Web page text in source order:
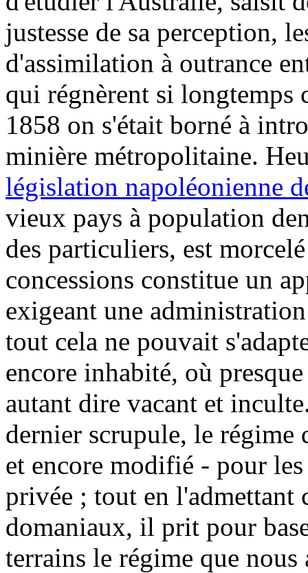
justesse de sa perception,
d'assimilation à outrance
qui régnèrent si longtemps
1858 on s'était borné à
minière métropolitaine.
législation napoléonienne
vieux pays à population
des particuliers, est
concessions constitue un
exigeant une
tout cela ne pouvait
encore inhabité, où
autant dire vacant et
dernier scrupule, le régime
et encore modifié - pour
privée ; tout en l'admettant
domaniaux, il prit pour
terrains le régime que